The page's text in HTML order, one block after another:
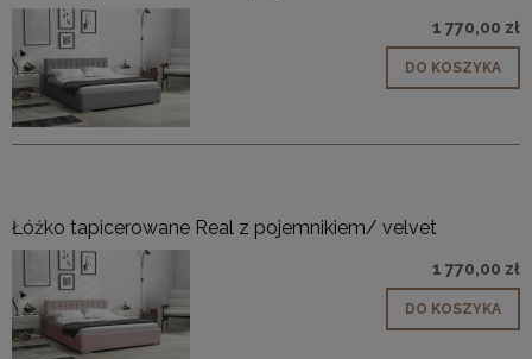
1 770,00 zł
DO KOSZYKA
Łóżko tapicerowane Real z pojemnikiem/ velvet
1 770,00 zł
DO KOSZYKA